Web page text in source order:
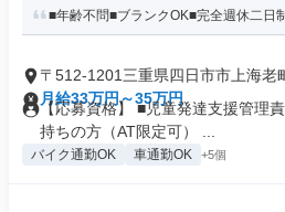
■年齢不問■ブランクOK■完全週休二日制
〒512-1201三重県四日市市上海老
月給33万円～35万円
【応募資格】 ■児童発達支援管理
持ちの方（AT限定可） ...
バイク通勤OK 車通勤OK +5個